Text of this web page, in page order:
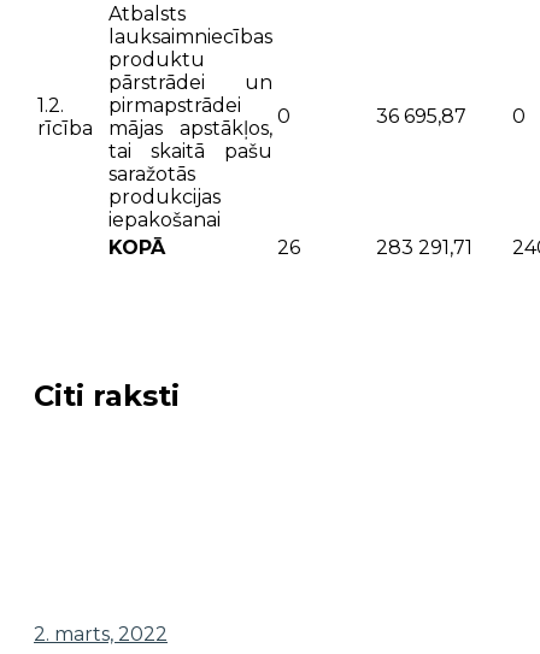
1.2.
rīcība
Atbalsts
lauksaimniecības
produktu
pārstrādei un
pirmapstrādei
mājas apstākļos,
tai skaitā pašu
saražotās
produkcijas
iepakošanai
0 36 695,87 0
KOPĀ 26 283 291,71
Citi raksti
2. marts, 2022